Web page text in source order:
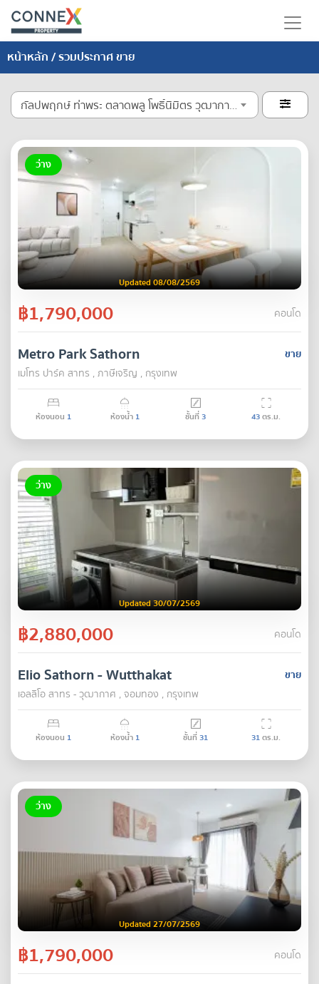
หน้าหลัก/ รวมประกาศ ขาย
กัลปพฤกษ์ ท่าพระ ตลาดพลู โพธิ์นิมิตร วุฒากาศ บางหว้า เทอดไท 
ว่าง
Updated 08/08/2569
฿1,790,000 คอนโด
ขาย
Metro Park Sathorn
เมโทร ปาร์ค สาทร , ภาษีเจริญ , กรุงเทพ
ห้องนอน 1 ห้องน้ำ 1 ชั้นที่3 43ตร.ม.
ว่าง
Updated 30/07/2569
฿2,880,000 คอนโด
ขาย
Elio Sathorn - Wutthakat
เอลลิโอ สาทร - วุฒากาศ , จอมทอง , กรุงเทพ
ห้องนอน 1 ห้องน้ำ 1 ชั้นที่31 31ตร.ม.
ว่าง
Updated 27/07/2569
฿1,790,000 คอนโด